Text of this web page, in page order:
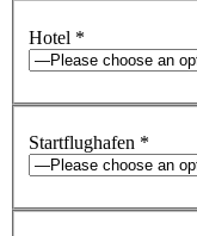
Hotel *
Startflughafen *